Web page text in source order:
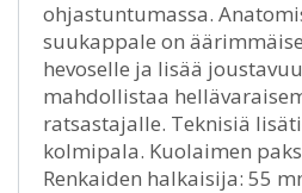
ohjastuntumassa.
suukappale on
hevoselle ja lisää
mahdollistaa
ratsastajalle. Teknisiä
kolmipala. Kuolaimen
Renkaiden halkaisija: 55